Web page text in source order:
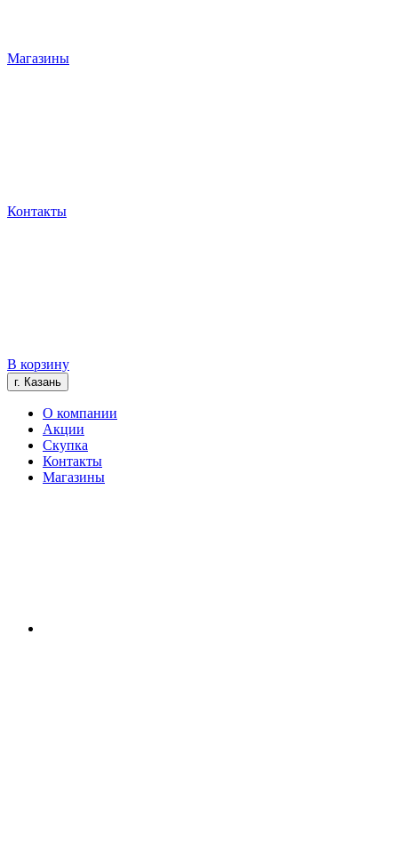
Магазины
Контакты
В корзину
г. Казань
О компании
Акции
Скупка
Контакты
Магазины